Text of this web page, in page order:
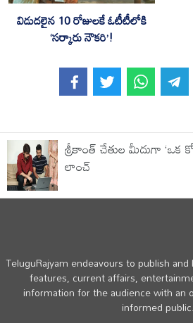
విడుదలైన 10 రోజులకే ఓటీటీలోకి
‘సర్కారు నౌకరి’!
శ్రీకాంత్ చేతుల మీదుగా ‘ఒక
లాంచ్
TeluguRajyam endeavours to publish
features, current affairs,
information for the audience with an
informed public.